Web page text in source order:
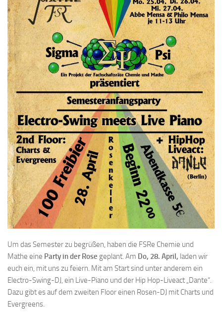
Um das Semester zu begrüßen, haben die FSRe Chemie und
Mathe eine Party in der Rose geplant. Am Do, 28. April, laden wir
euch ein, mit uns zu feiern. Mit am Start sind unter anderem ein
Electro-Swing-DJ, ein Live-Piano und der Hip Hop-Liveact „Dante“.
Dazu gibt es auf dem zweiten Floor einen Rosen-DJ mit Charts und
Evergreens.